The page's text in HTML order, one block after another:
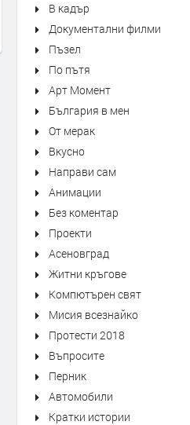
В кадър
Документални филми
Пъзел
По пътя
Арт Момент
България в мен
От мерак
Вкусно
Направи сам
Анимации
Без коментар
Проекти
Асеновград
Житни кръгове
Компютърен свят
Мисия всезнайко
Протести 2018
Въпросите
Перник
Автомобили
Кратки истории